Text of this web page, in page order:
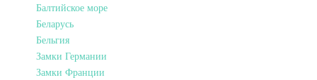
Балтийское море
Беларусь
Бельгия
Замки Германии
Замки Франции